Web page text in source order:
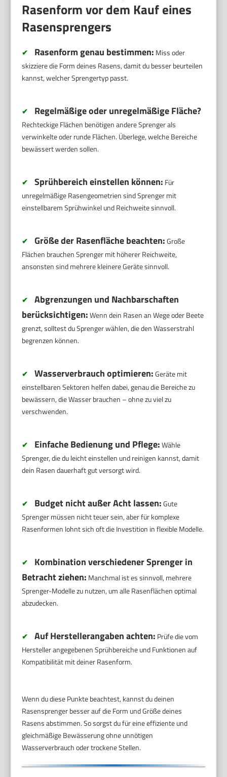
Rasenform vor dem Kauf eines
Rasensprengers
✔ Rasenform genau bestimmen: Miss oder
skizziere die Form deines Rasens, damit du besser beurteilen
kannst, welcher Sprengertyp passt.
✔ Regelmäßige oder unregelmäßige Fläche?
Rechteckige Flächen benötigen andere Sprenger als
verwinkelte oder runde Flächen. Überlege, welche Bereiche
bewässert werden sollen.
✔ Sprühbereich einstellen können: Für
unregelmäßige Rasengeometrien sind Sprenger mit
einstellbarem Sprühwinkel und Reichweite sinnvoll.
✔ Größe der Rasenfläche beachten:Große
Flächen brauchen Sprenger mit höherer Reichweite,
ansonsten sind mehrere kleinere Geräte sinnvoll.
✔
Abgrenzungen und Nachbarschaften
berücksichtigen:Wenn dein Rasen an Wege oder Beete
grenzt, solltest du Sprenger wählen, die den Wasserstrahl
begrenzen können.
✔ Wasserverbrauch optimieren:Geräte mit
einstellbaren Sektoren helfen dabei, genau die Bereiche zu
bewässern, die Wasser brauchen – ohne zu viel zu
verschwenden.
✔ Einfache Bedienung und Pflege:Wähle
Sprenger, die du leicht einstellen und reinigen kannst, damit
dein Rasen dauerhaft gut versorgt wird.
✔ Budget nicht außer Acht lassen:Gute
Sprenger müssen nicht teuer sein, aber für komplexe
Rasenformen lohnt sich oft die Investition in flexible Modelle.
✔
Kombination verschiedener Sprenger in
Betracht ziehen: Manchmal ist es sinnvoll, mehrere
Sprenger-Modelle zu nutzen, um alle Rasenflächen optimal
abzudecken.
✔ Auf Herstellerangaben achten: Prüfe die vom
Hersteller angegebenen Sprühbereiche und Funktionen auf
Kompatibilität mit deiner Rasenform.
Wenn du diese Punkte beachtest, kannst du deinen
Rasensprenger besser auf die Form und Größe deines
Rasens abstimmen. So sorgst du für eine effiziente und
gleichmäßige Bewässerung ohne unnötigen
Wasserverbrauch oder trockene Stellen.